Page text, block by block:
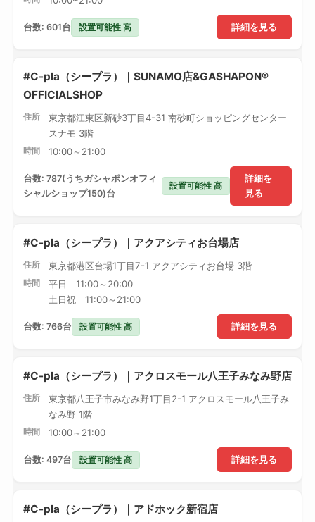
詳細を見る
台数: 601台 設置可能性 高
#C-pla（シープラ）｜SUNAMO店&GASHAPON®
OFFICIALSHOP
住所
東京都江東区新砂3丁目4-31 南砂町ショッピングセンター
スナモ 3階
時間 10:00～21:00
詳細を
見る
台数: 787(うちガシャポンオフィ
シャルショップ150)台
設置可能性 高
#C-pla（シープラ）｜アクアシティお台場店
住所 東京都港区台場1丁目7-1 アクアシティお台場 3階
時間
平日 11:00～20:00
土日祝 11:00～21:00
詳細を見る
台数: 766台 設置可能性 高
#C-pla（シープラ）｜アクロスモール八王子みなみ野店
住所
東京都八王子市みなみ野1丁目2-1 アクロスモール八王子み
なみ野 1階
時間 10:00～21:00
詳細を見る
台数: 497台 設置可能性 高
#C-pla（シープラ）｜アドホック新宿店